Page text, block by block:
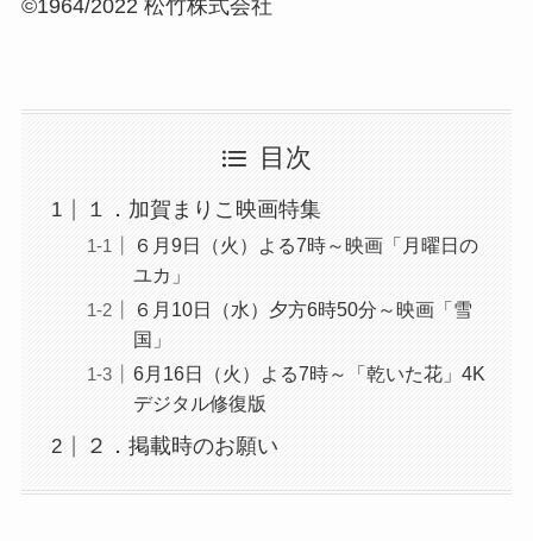
©1964/2022 松竹株式会社
目次
１．加賀まりこ映画特集
６月9日（火）よる7時～映画「月曜日の
ユカ」
６月10日（水）夕方6時50分～映画「雪
国」
6月16日（火）よる7時～「乾いた花」4K
デジタル修復版
２．掲載時のお願い